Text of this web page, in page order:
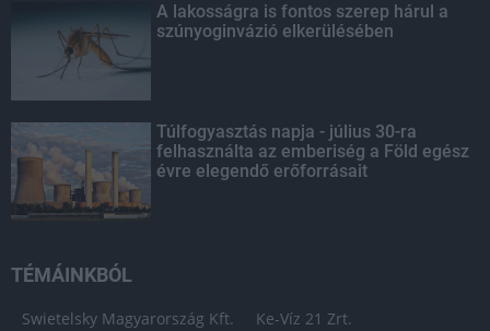
A lakosságra is fontos szerep hárul a
szúnyoginvázió elkerülésében
Túlfogyasztás napja - július 30-ra
felhasználta az emberiség a Föld egész
évre elegendő erőforrásait
TÉMÁINKBÓL
Swietelsky Magyarország Kft. Ke-Víz 21 Zrt.